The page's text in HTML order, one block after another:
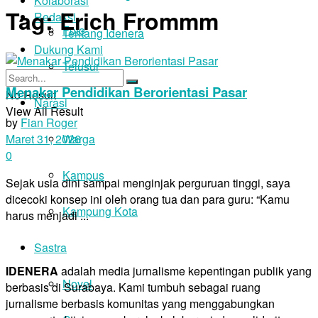
Redaksi
Tentang Idenera
Dukung Kami
No Result
View All Result
Foto
Telusur
Narasi
Warga
Kampus
Kampung Kota
Sastra
Novel
Tag:Erich Frommm
Menakar Pendidikan Berorientasi Pasar
by Fian Roger
Maret 31, 2026
0
Sejak usia dini sampai menginjak perguruan tinggi, saya
dicecoki konsep ini oleh orang tua dan para guru: “Kamu
harus menjadi ...
IDENERA adalah media jurnalisme kepentingan publik yang
berbasis di Surabaya. Kami tumbuh sebagai ruang
jurnalisme berbasis komunitas yang menggabungkan